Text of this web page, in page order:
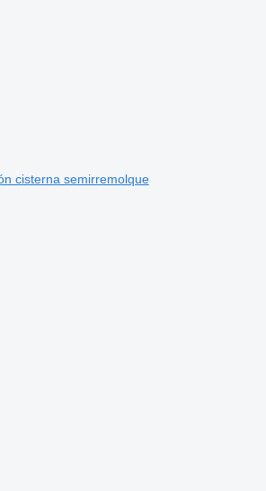
cisterna semirremolque